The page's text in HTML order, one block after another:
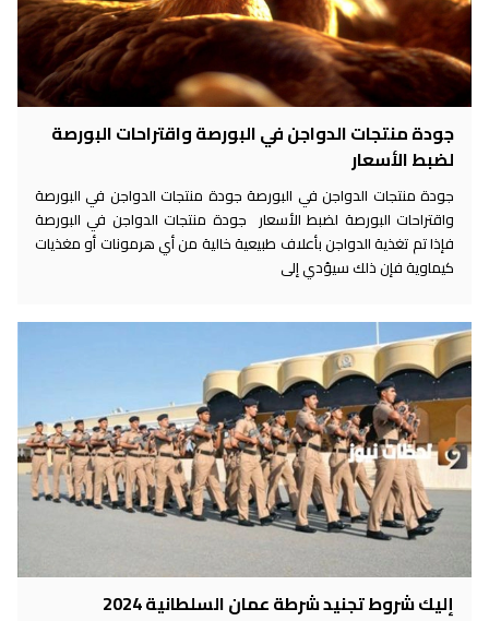
جودة منتجات الدواجن في البورصة واقتراحات البورصة
لضبط الأسعار
جودة منتجات الدواجن في البورصة جودة منتجات الدواجن في البورصة
واقتراحات البورصة لضبط الأسعار جودة منتجات الدواجن في البورصة
فإذا تم تغذية الدواجن بأعلاف طبيعية خالية من أي هرمونات أو مغذيات
كيماوية فإن ذلك سيؤدي إلى
إليك شروط تجنيد شرطة عمان السلطانية 2024